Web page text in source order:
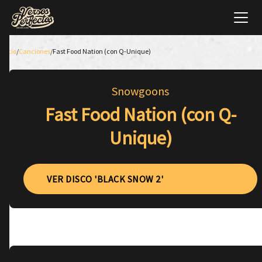
Inicio/Canciones/Fast Food Nation (con Q-Unique)
Snowgoons
Fast Food Nation (con Q-
Unique)
VER DISCO 'BLACK SNOW 2'